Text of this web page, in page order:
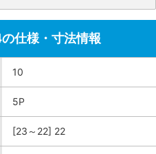
仕様・寸法情報
10
5P
[23～22] 22